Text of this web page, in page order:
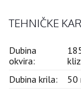
TEHNIČKE
Dubina
okvira:
Dubina krila:
50